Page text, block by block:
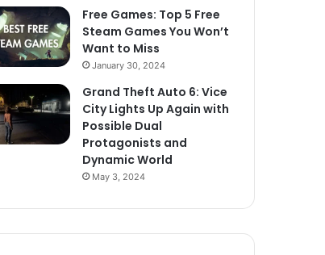
Free Games: Top 5 Free
Steam Games You Won’t
Want to Miss
January 30, 2024
Grand Theft Auto 6: Vice
City Lights Up Again with
Possible Dual
Protagonists and
Dynamic World
May 3, 2024